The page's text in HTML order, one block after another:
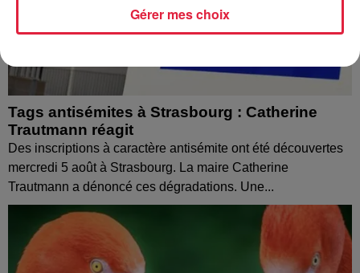
Tags antisémites à Strasbourg : Catherine
Trautmann réagit
Des inscriptions à caractère antisémite ont été découvertes
mercredi 5 août à Strasbourg. La maire Catherine
Trautmann a dénoncé ces dégradations. Une...
Gérer mes choix